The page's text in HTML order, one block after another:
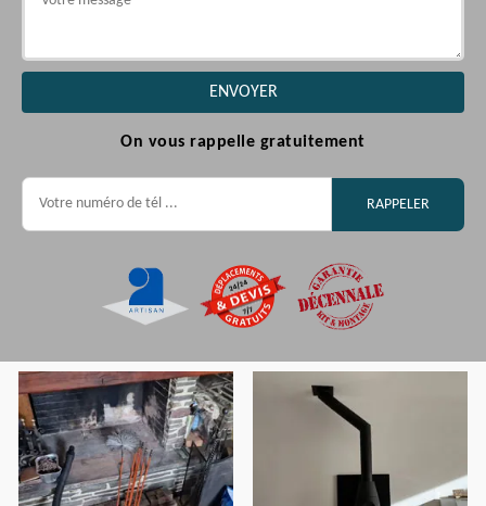
On vous rappelle gratuitement